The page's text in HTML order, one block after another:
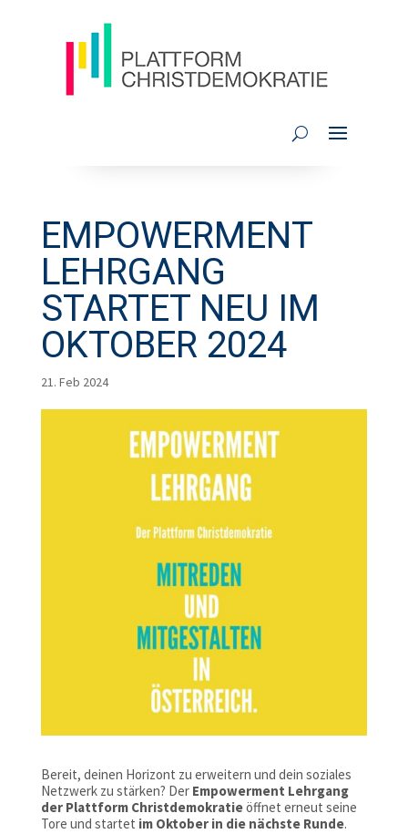
EMPOWERMENT
LEHRGANG
STARTET NEU IM
OKTOBER 2024
21. Feb 2024
Bereit, deinen Horizont zu erweitern und dein soziales
Netzwerk zu stärken? Der Empowerment Lehrgang
der Plattform Christdemokratieöffnet erneut seine
Tore und startet im Oktober in die nächste Runde.